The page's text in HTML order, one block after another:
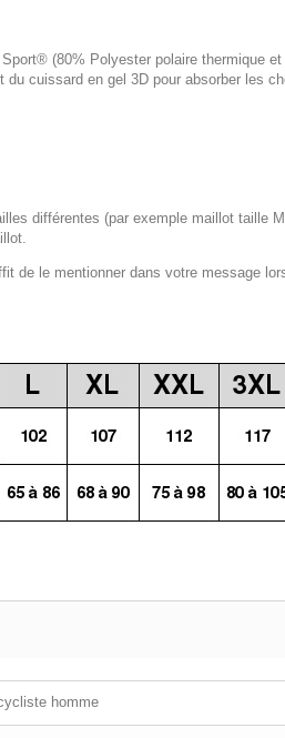
(80% Polyester polaire thermique et
cuissard en gel 3D pour absorber les
différentes (par exemple maillot taille
de le mentionner dans votre message
homme